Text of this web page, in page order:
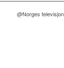
@Norges